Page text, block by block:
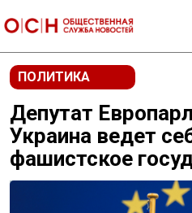
ПОЛИТИКА
Депутат
Украина ведет
фашистское